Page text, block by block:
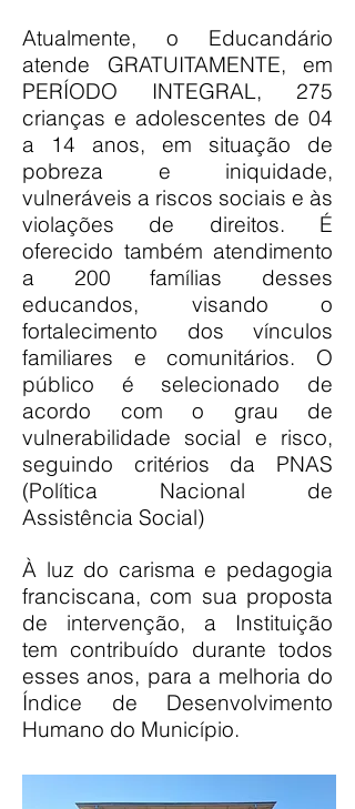
Atualmente, o Educandário
atende GRATUITAMENTE, em
PERÍODO INTEGRAL, 275
crianças e adolescentes de 04
a 14 anos, em situação de
pobreza e iniquidade,
vulneráveis a riscos sociais e às
violações de direitos. É
oferecido também atendimento
a 200 famílias desses
educandos, visando o
fortalecimento dos vínculos
familiares e comunitários. O
público é selecionado de
acordo com o grau de
vulnerabilidade social e risco,
seguindo critérios da PNAS
(Política Nacional de
Assistência Social)
À luz do carisma e pedagogia
franciscana, com sua proposta
de intervenção, a Instituição
tem contribuído durante todos
esses anos, para a melhoria do
Índice de Desenvolvimento
Humano do Município.